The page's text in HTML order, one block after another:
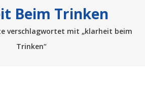
Beim Trinken
verschlagwortet mit „klarheit beim
Trinken“